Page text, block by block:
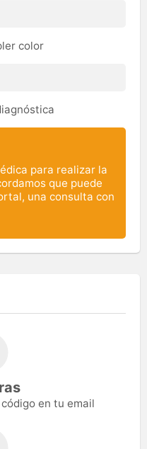
color
para realizar la
que puede
una consulta con
en tu email